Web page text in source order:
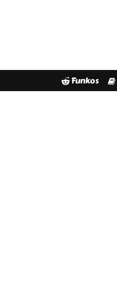
conteúdo
Funkos